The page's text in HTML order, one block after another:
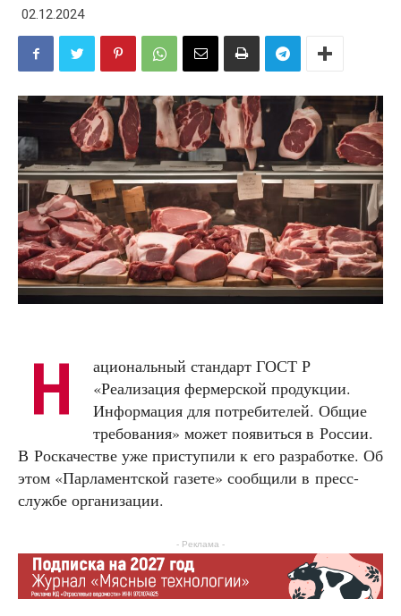
02.12.2024
Н
ациональный стандарт ГОСТ Р
«Реализация фермерской продукции.
Информация для потребителей. Общие
требования» может появиться в России.
В Роскачестве уже приступили к его разработке. Об
этом «Парламентской газете» сообщили в пресс-
службе организации.
- Реклама -